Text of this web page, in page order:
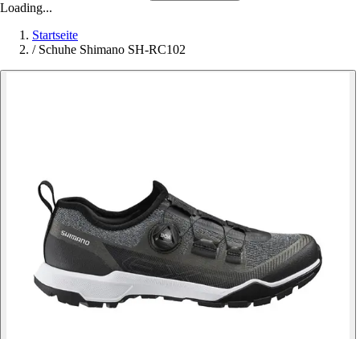
Loading...
Startseite
/ Schuhe Shimano SH-RC102